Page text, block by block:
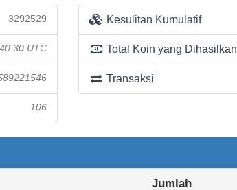
3292529
UTC
106
Kesulitan Kumulatif
Total Koin yang Dihasilkan
Transaksi
Jumlah